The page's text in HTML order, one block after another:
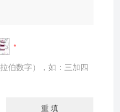
伯数字），如：三加四